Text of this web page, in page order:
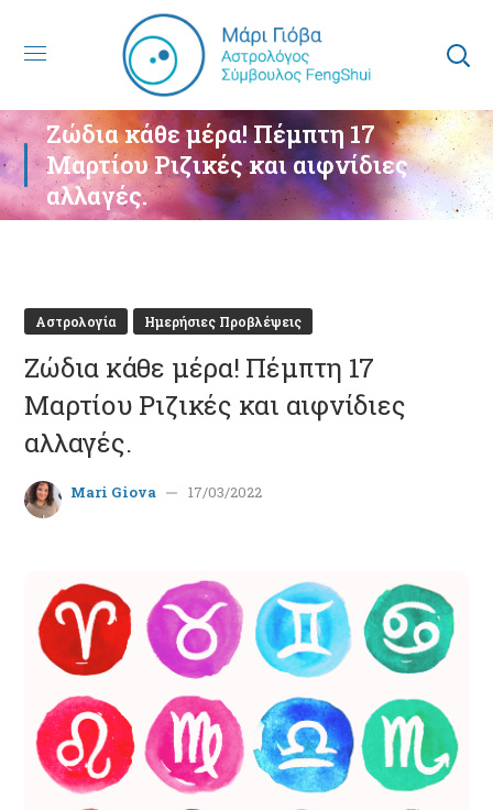
Ζώδια κάθε μέρα! Πέμπτη 17
Μαρτίου Ριζικές και αιφνίδιες
αλλαγές.
Αστρολογία Ημερήσιες Προβλέψεις
Ζώδια κάθε μέρα! Πέμπτη 17
Μαρτίου Ριζικές και αιφνίδιες
αλλαγές.
Mari Giova 17/03/2022